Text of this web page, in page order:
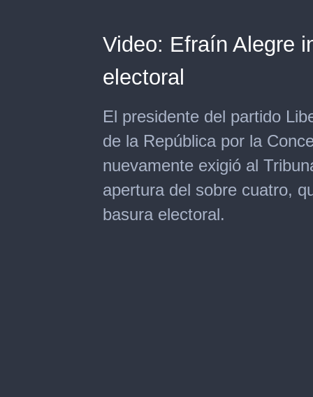
Video: Efraín Alegre
electoral
El presidente del partido
de la República por la
nuevamente exigió al
apertura del sobre cuatro,
basura electoral.